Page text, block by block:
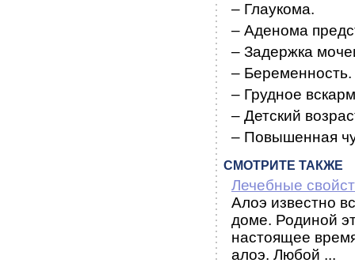
– Глаукома.
– Аденома
– Задержка
– Беременность.
– Грудное
– Детский
– Повышенная
СМОТРИТЕ ТАКЖЕ
Лечебные
Алоэ известно
доме. Родиной
настоящее
алоэ. Любой ...